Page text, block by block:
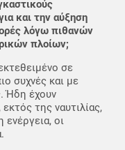
και την αύξηση
λόγω πιθανών
πλοίων;
σε
συχνές και με
Ήδη έχουν
της ναυτιλίας,
οι